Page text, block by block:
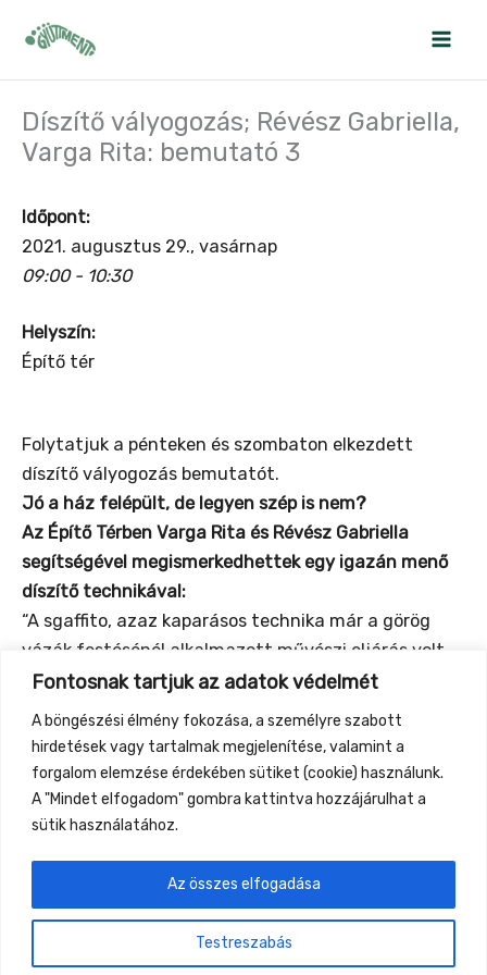
Fontosnak tartjuk az adatok védelmét
A böngészési élmény fokozása, a személyre szabott
hirdetések vagy tartalmak megjelenítése, valamint a
forgalom elemzése érdekében sütiket (cookie) használunk.
A "Mindet elfogadom" gombra kattintva hozzájárulhat a
sütik használatához.
Testreszabás
Az összes elfogadása
Díszítő vályogozás; Révész Gabriella,
Varga Rita: bemutató 3
Időpont:
2021. augusztus 29., vasárnap
09:00 - 10:30
Helyszín:
Építő tér
Folytatjuk a pénteken és szombaton elkezdett
díszítő vályogozás bemutatót.
Jó a ház felépült, de legyen szép is nem?
Az Építő Térben Varga Rita és Révész Gabriella
segítségével megismerkedhettek egy igazán menő
díszítő technikával:
“A sgaffito, azaz kaparásos technika már a görög
vázák festésénél alkalmazott művészi eljárás volt,
és a történelem során a szecessziós
vakolatdíszekben is divatossá vált. Vályog
vékonyvakolattal táblaképeket készítünk ezzel a
technikával, közben megismerjük az agyag jótékony
tulajdonságait, föld-színeket keverünk, kaparunk. ”
Previous Event
Gyüttment Találkozó, 2026. augusztus 27-30.,